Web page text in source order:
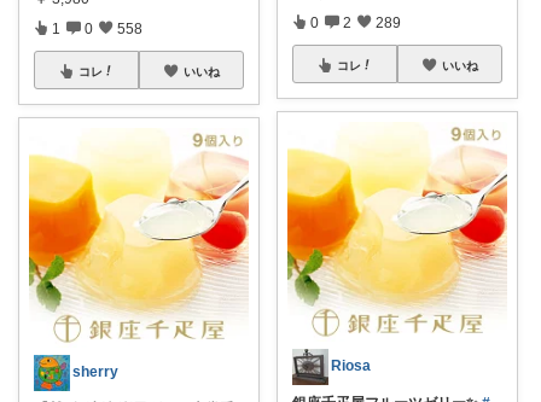
1 0 558
コレ いいね
sherry
0 2 289
コレ いいね
Riosa